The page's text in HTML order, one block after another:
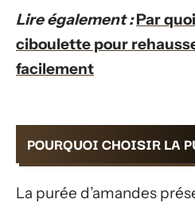
Lire également : Par
ciboulette pour
facilement
POURQUOI CHOISIR LA
La purée d’amandes